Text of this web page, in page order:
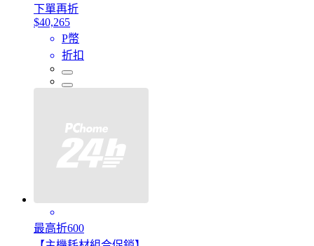
下單再折
$40,265
P幣
折扣
最高折600